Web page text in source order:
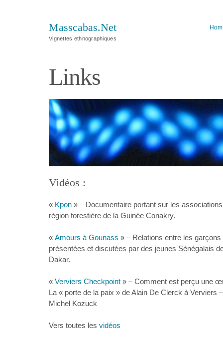
Masscabas.Net
Vignettes ethnographiques
Links
Vidéos :
« Kpon » – Documentaire portant sur les
région forestière de la Guinée Conakry.
« Amours à Gounass » – Relations entre les garçons
présentées et discutées par des jeunes Sénégalais
Dakar.
« Verviers Checkpoint » – Comment est perçu une
La « porte de la paix » de Alain De Clerck à Verviers
Michel Kozuck
Vers toutes les vidéos